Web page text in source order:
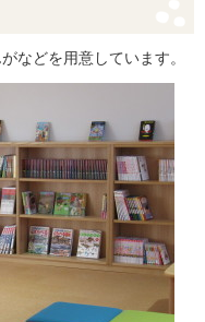
などを用意しています。